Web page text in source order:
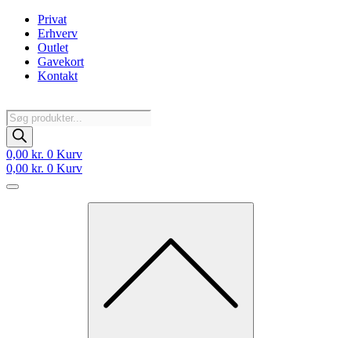
Videre
indhold
Privat
Erhverv
Outlet
Gavekort
Kontakt
Products
search
0,00 kr. 0 Kurv
0,00 kr. 0 Kurv